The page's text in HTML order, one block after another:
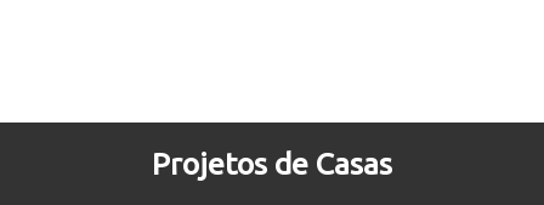
Projetos de Casas